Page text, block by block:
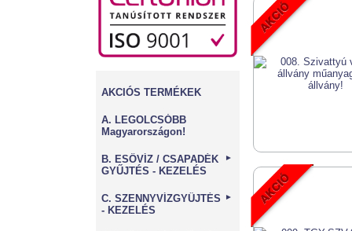
AKCIÓS TERMÉKEK
A. LEGOLCSÓBB
Magyarországon!
B. ESŐVÍZ / CSAPADÉK
GYŰJTÉS - KEZELÉS
►
C. SZENNYVÍZGYŰJTÉS
- KEZELÉS
►